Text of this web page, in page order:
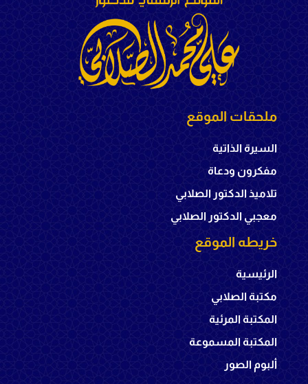
ملحقات الموقع
السيرة الذاتية
مفكرون ودعاة
تلاميذ الدكتور الصلابي
معجبي الدكتور الصلابي
خريطه الموقع
الرئيسية
مكتبة الصلابي
المكتبة المرئية
المكتبة المسموعة
ألبوم الصور